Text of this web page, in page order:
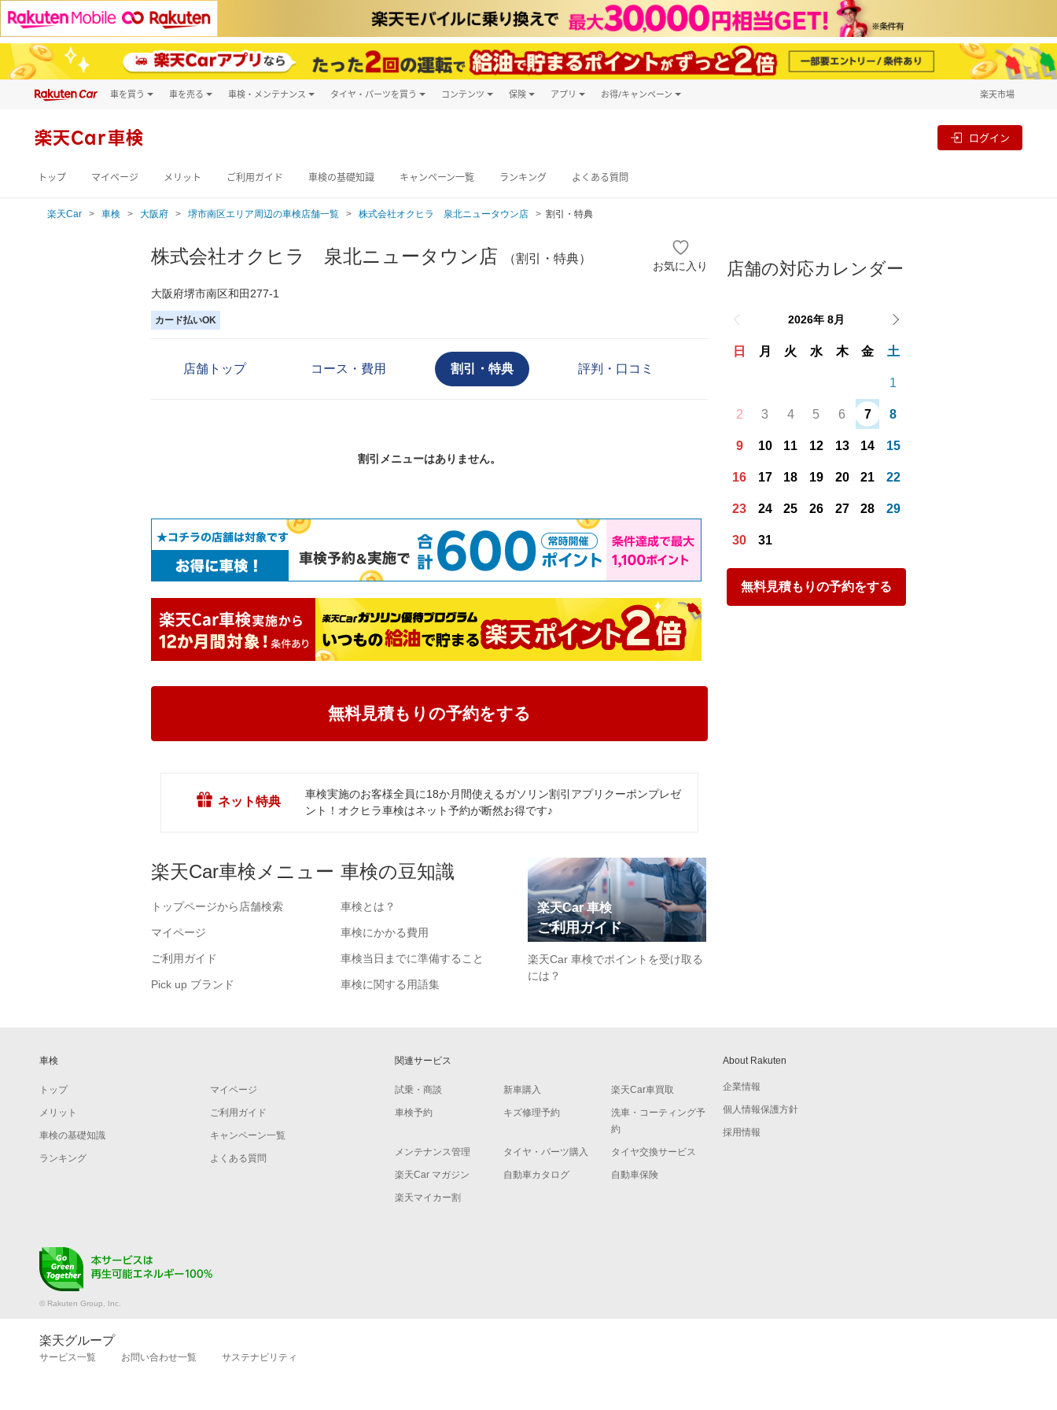
車を買う
新車
車を売る 車検・メンテナンス タイヤ・パーツを買う コンテンツ 保険 アプリ お得/キャンペーン 楽天市場
楽天Car車検 ログイン
トップ マイページ メリット ご利用ガイド 車検の基礎知識 キャンペーン一覧 ランキング よくある質問
楽天Car 車検 大阪府 堺市南区エリア周辺の車検店舗一覧 株式会社オクヒラ 泉北ニュータウン店 割引・特典
店舗の対応カレンダー
2026年 8月
日 月 火 水 木 金 土
1
2 3 4 5 6 7 8
9 10 11 12 13 14 15
16 17 18 19 20 21 22
23 24 25 26 27 28 29
30 31
無料見積もりの予約をする
株式会社オクヒラ 泉北ニュータウン店 （割引・特典）
お気に入り
大阪府堺市南区和田277-1
カード払いOK
店舗トップ コース・費用 割引・特典 評判・口コミ
割引メニューはありません。
無料見積もりの予約をする
ネット特典
車検実施のお客様全員に18か月間使えるガソリン割引アプリクーポンプレゼ
ント！オクヒラ車検はネット予約が断然お得です♪
楽天Car車検メニュー
トップページから店舗検索
マイページ
ご利用ガイド
Pick up ブランド
車検の豆知識
車検とは？
車検にかかる費用
車検当日までに準備すること
車検に関する用語集
楽天Car 車検
ご利用ガイド
楽天Car 車検でポイントを受け取る
には？
車検
トップ マイページ
メリット ご利用ガイド
車検の基礎知識 キャンペーン一覧
ランキング よくある質問
関連サービス
試乗・商談 新車購入 楽天Car車買取
車検予約 キズ修理予約
洗車・コーティング予
約
メンテナンス管理 タイヤ・パーツ購入 タイヤ交換サービス
楽天Car マガジン 自動車カタログ 自動車保険
楽天マイカー割
About Rakuten
企業情報
個人情報保護方針
採用情報
© Rakuten Group, Inc.
楽天グループ
サービス一覧 お問い合わせ一覧 サステナビリティ